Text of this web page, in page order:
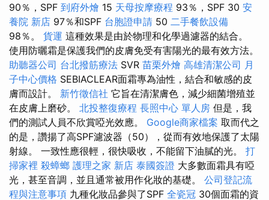
90％，SPF 到府外燴 15 天母按摩療程 93％，SPF 30 安
養院 新店 97％和SPF 台胞證申請 50 二手餐飲設備
98％。 貨運 這種效果是由於物理和化學過濾器的結合。
使用防曬霜是保護我們的皮膚免受有害陽光的最有效方法。
助聽器公司 台北撥筋療法 SVR 苗栗外燴 高雄清潔公司 月
子中心價格 SEBIACLEAR面霜專為油性，結合和敏感的皮
膚而設計。 新竹徵信社 它旨在清潔膚色，減少細菌增殖並
在皮膚上磨砂。 北投整復療程 長照中心 單人房 但是，我
們的測試人員不欣賞啞光效應。 Google商家檔案 取而代之
的是，讚揚了高SPF濾波器（50），從而有效地保護了太陽
射線。 一致性應很輕，很快吸收，不能留下油膩的光。 打
掃家裡 殺蟑螂 護理之家 新店 泰國簽證 大多數面霜具有啞
光，甚至音調，並且通常被用作化妝的基礎。 公司登記流
程與注意事項 九種化妝品參與了SPF 全瓷冠 30個面霜的資